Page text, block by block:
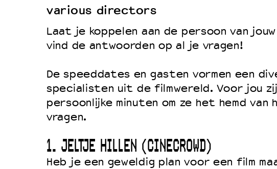
Duurzaamheid
Culturele boycot Israël
Ruimte voor artistieke vrijheid – VNPF
various directors
Laat je koppelen aan de persoon van jouw
vind de antwoorden op al je vragen!
De speeddates en gasten vormen een
specialisten uit de filmwereld. Voor jou
persoonlijke minuten om ze het hemd
vragen.
1. JELTJE HILLEN (CINECROWD)
Heb je een geweldig plan voor een film